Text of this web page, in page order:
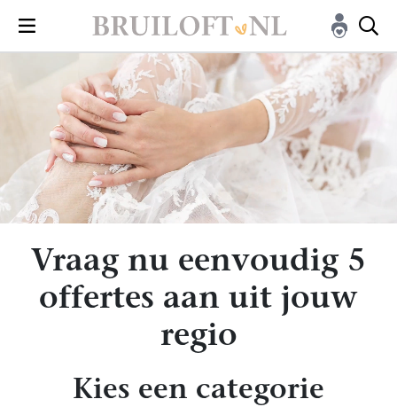
Kies een Categorie
Vul jullie trouwdatum in
Vraag nu eenvoudig 5
offertes aan uit jouw
regio
Kies een categorie